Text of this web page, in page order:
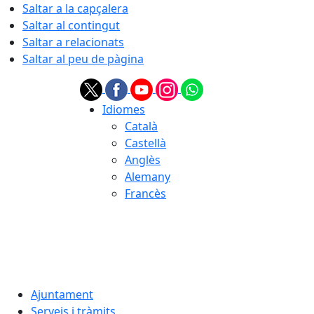
Saltar a la capçalera
Saltar al contingut
Saltar a relacionats
Saltar al peu de pàgina
Idiomes
Català
Castellà
Anglès
Alemany
Francès
Ajuntament